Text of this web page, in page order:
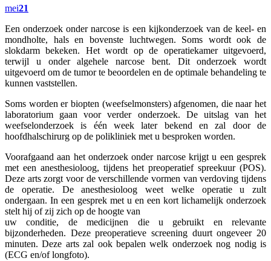
mei21
Een onderzoek onder narcose is een kijkonderzoek van de keel- en
mondholte, hals en bovenste luchtwegen. Soms wordt ook de
slokdarm bekeken. Het wordt op de operatiekamer uitgevoerd,
terwijl u onder algehele narcose bent. Dit onderzoek wordt
uitgevoerd om de tumor te beoordelen en de optimale behandeling te
kunnen vaststellen.
Soms worden er biopten (weefselmonsters) afgenomen, die naar het
laboratorium gaan voor verder onderzoek. De uitslag van het
weefselonderzoek is één week later bekend en zal door de
hoofdhalschirurg op de polikliniek met u besproken worden.
Voorafgaand aan het onderzoek onder narcose krijgt u een gesprek
met een anesthesioloog, tijdens het preoperatief spreekuur (POS).
Deze arts zorgt voor de verschillende vormen van verdoving tijdens
de operatie. De anesthesioloog weet welke operatie u zult
ondergaan. In een gesprek met u en een kort lichamelijk onderzoek
stelt hij of zij zich op de hoogte van
uw conditie, de medicijnen die u gebruikt en relevante
bijzonderheden. Deze preoperatieve screening duurt ongeveer 20
minuten. Deze arts zal ook bepalen welk onderzoek nog nodig is
(ECG en/of longfoto).